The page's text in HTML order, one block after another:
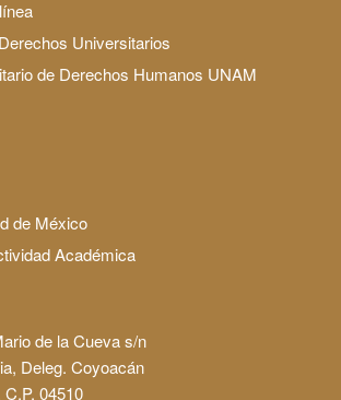
Universitarios
de Derechos Humanos UNAM
de México
Académica
de la Cueva s/n
Deleg. Coyoacán
04510